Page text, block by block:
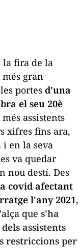
la fira de la
gran
portes d'una
el seu 20è
assistents
xifres fins ara,
i en la seva
va quedar
nou destí. Des
covid afectant
l'any 2021,
que s'ha
assistents
restriccions per